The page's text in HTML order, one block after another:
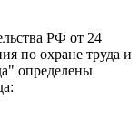
РФ от 24
по охране труда и
определены